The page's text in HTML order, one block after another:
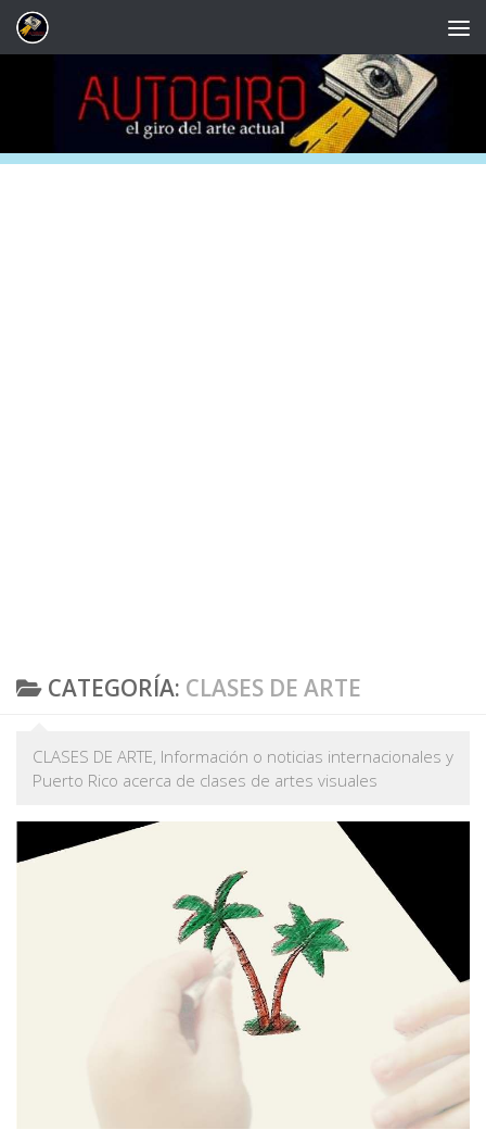
Saltar al contenido
CATEGORÍA: CLASES DE ARTE
CLASES DE ARTE, Información o noticias internacionales y
Puerto Rico acerca de clases de artes visuales